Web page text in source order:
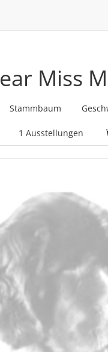
Miss
Stammbaum
1 Ausstellungen